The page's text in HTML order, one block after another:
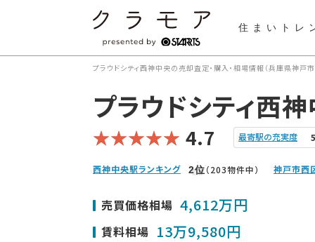
住まいトレ
プラウドシティ西神中央の売却査定・購入・相場情報（兵庫県神戸
プラウドシティ西
4.7 最寄駅の充実度
西神中央駅ランキング 2位（203物件中） 神戸市西
売買価格相場 4,612万円
賃料相場 13万9,580円